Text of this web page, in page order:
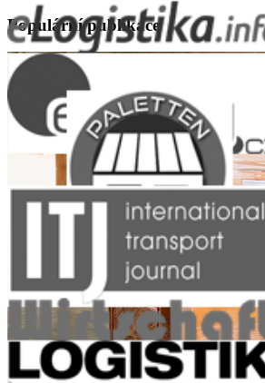
Populární publikace